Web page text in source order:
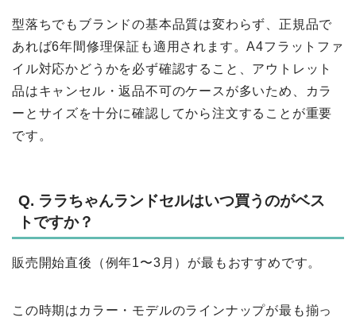
型落ちでもブランドの基本品質は変わらず、正規品で
あれば6年間修理保証も適用されます。A4フラットファ
イル対応かどうかを必ず確認すること、アウトレット
品はキャンセル・返品不可のケースが多いため、カラ
ーとサイズを十分に確認してから注文することが重要
です。
Q. ララちゃんランドセルはいつ買うのがベス
トですか？
販売開始直後（例年1〜3月）が最もおすすめです。
この時期はカラー・モデルのラインナップが最も揃っ